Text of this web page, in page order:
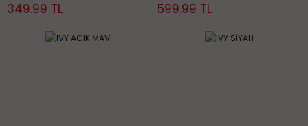
349.99 TL 599.99 TL